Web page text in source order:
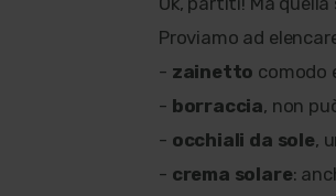
Proviamo ad
- zainetto comodo
- borraccia, non
- occhiali da sole,
- crema solare: